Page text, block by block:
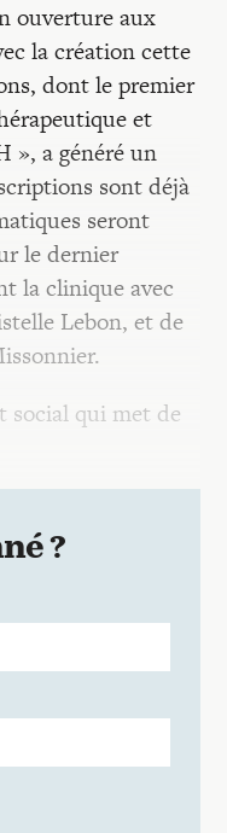
ouverture aux
la création cette
dont le premier
et
», a généré un
sont déjà
seront
le dernier
la clinique avec
Lebon, et de
social qui met de
?